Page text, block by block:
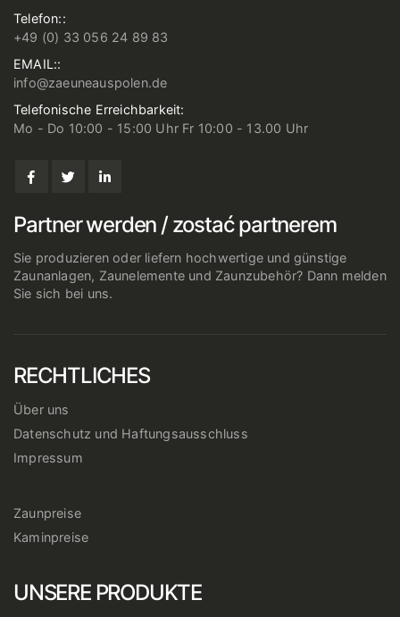
Telefon::
+49 (0) 33 056 24 89 83
EMAIL::
info@zaeuneauspolen.de
Telefonische Erreichbarkeit:
Mo - Do 10:00 - 15:00 Uhr Fr 10:00 - 13.00 Uhr
Partner werden / zostać partnerem
Sie produzieren oder liefern hochwertige und günstige
Zaunanlagen, Zaunelemente und Zaunzubehör? Dann melden
Sie sich bei uns.
RECHTLICHES
Über uns
Datenschutz und Haftungsausschluss
Impressum
Zaunpreise
Kaminpreise
UNSERE PRODUKTE